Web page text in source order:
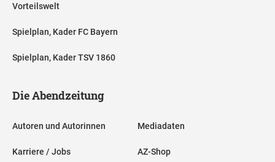
Vorteilswelt
Spielplan, Kader FC Bayern
Spielplan, Kader TSV 1860
Die Abendzeitung
Autoren und Autorinnen
Karriere / Jobs
Mediadaten
AZ-Shop